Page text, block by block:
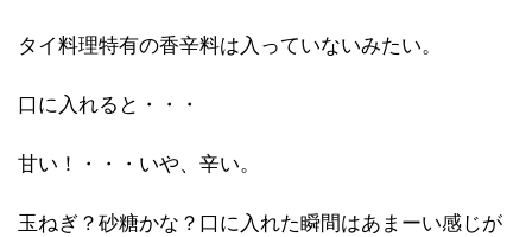
タイ料理特有の香辛料は入っていないみたい。
口に入れると・・・
甘い！・・・いや、辛い。
玉ねぎ？砂糖かな？口に入れた瞬間はあまーい感じが